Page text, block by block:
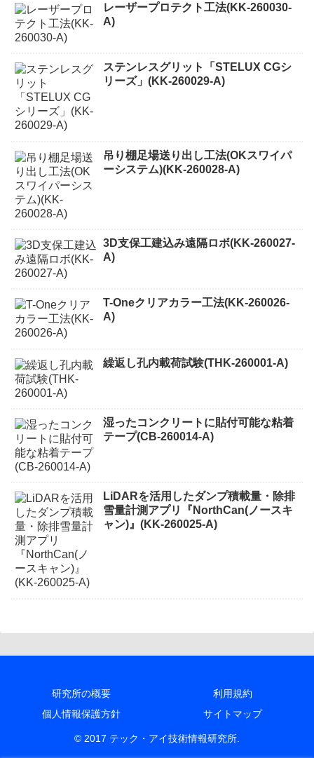
レーザープロテクト⼯法(KK-260030-
A)
ステンレスグリット「STELUX CGシ
リーズ」(KK-260029-A)
吊り棚足場送り出し工法(OKスワイパ
ーシステム)(KK-260028-A)
3D支保工建込み遠隔ロボ(KK-260027-
A)
T-Oneクリアカラー工法(KK-260026-
A)
繰返し孔内載荷試験(THK-260001-A)
湿ったコンクリートに貼付可能な粘着
テープ(CB-260014-A)
LiDARを活用したダンプ積載量・除排
雪量計測アプリ『NorthCan(ノースキ
ャン)』(KK-260025-A)
研究所の概要
利用規約
個人情報保護方針
サイトマップ
© 2017 テック・アイ技術情報研究所.